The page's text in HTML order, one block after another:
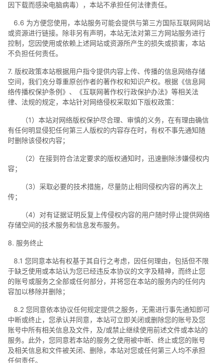
因下载而感染电脑病毒），本站不承担任何法律责任。
6.6 为方便您使用，本站服务可能会提供与第三方国际互联网网站
或资源进行链接。除非另有声明，本站无法对第三方网站服务进行
控制，您因使用或依赖上述网站或资源所产生的损失或损害，本站
不负担任何责任。
7. 版权政策本站根据用户指令提供内容上传、传播的信息网络存储
空间，我们充分尊重原创作者的著作权和知识产权。根据《信息网
络传播权保护条例》、《互联网著作权行政保护办法》等相关法
律、法规的规定，本站针对网络侵权采取如下版权政策：
（1）本站对网络版权保护尽合理、审慎的义务，在有理由确信
有任何明显侵犯任何第三人版权的内容存在时，有权不事先通知随
时删除该侵权内容；
（2）在接到符合法定要求的版权通知时，迅速删除涉嫌侵权内
容；
（3）采取必要的技术措施，尽量防止相同侵权内容的再次上
传；
（4）对有证据证明反复上传侵权内容的用户随时停止提供网络
存储空间的技术服务和信息发布服务。
8. 服务终止
8.1 您同意本站有权基于其自行之考虑，因任何理由，包括但不限
于缺乏使用或本站认为您已经违反本协议的文字及精神，而终止您
的账号或服务之全部或任何部分，并将您在本站的服务内的任何内
容加以移除并删除；
8.2 您同意依本协议任何规定提供之服务，无需进行事先通知即可
中断或终止，您承认并同意，本站可立即关闭或删除您的账号及您
账号中所有相关信息及文件，及/或禁止继续使用前述文件或本站的
服务。此外，您同意若本站的服务之使用被中断、终止或您的账号
及相关信息和文件被关闭、删除，本站对您或任何第三人均不承担
任何责任。